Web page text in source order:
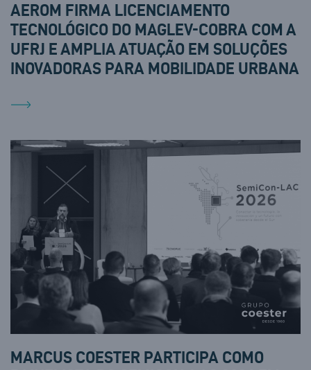
AEROM FIRMA LICENCIAMENTO
TECNOLÓGICO DO MAGLEV-COBRA COM A
UFRJ E AMPLIA ATUAÇÃO EM SOLUÇÕES
INOVADORAS PARA MOBILIDADE URBANA
MARCUS COESTER PARTICIPA COMO